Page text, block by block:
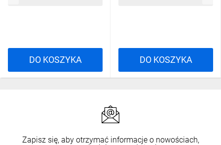
DO KOSZYKA DO KOSZYKA
Zapisz się, aby otrzymać informacje o nowościach,